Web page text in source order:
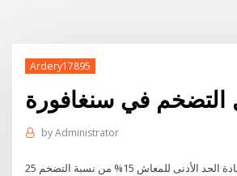
Ardery17895
التضخم في سنغافورة
byAdministrator
25 آب (أغسطس) 2019 زيادة الحد الأدنى للمعاش 15% من نسبة التضخم